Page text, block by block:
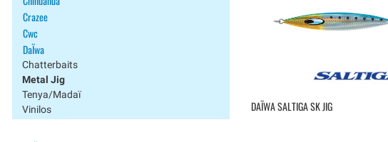
DAÏWA SALTIGA SK JIG
Crazee
Cwc
DaÏwa
Chatterbaits
Metal Jig
Tenya/madaï
Vinilos